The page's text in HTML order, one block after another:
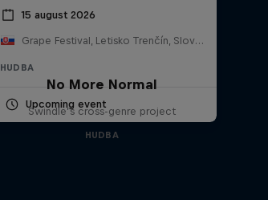
15 august 2026
Grape Festival, Letisko Trenčín, Slovensko
HUDBA
Upcoming event
No More Normal
Swindle’s cross-genre project
HUDBA